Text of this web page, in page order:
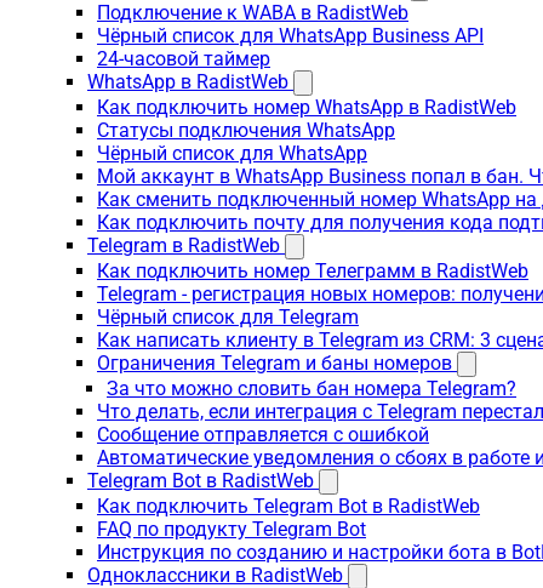
Подключение к WABA в RadistWeb
Чёрный список для WhatsApp Business API
24-часовой таймер
WhatsApp в RadistWeb
Как подключить номер WhatsApp в RadistWeb
Статусы подключения WhatsApp
Чёрный список для WhatsApp
Мой аккаунт в WhatsApp Business попал в бан.
Как сменить подключенный номер WhatsApp на
Как подключить почту для получения кода
Telegram в RadistWeb
Как подключить номер Телеграмм в RadistWeb
Telegram - регистрация новых номеров:
Чёрный список для Telegram
Как написать клиенту в Telegram из CRM: 3
Ограничения Telegram и баны номеров
За что можно словить бан номера Telegram?
Что делать, если интеграция с Telegram
Сообщение отправляется с ошибкой
Автоматические уведомления о сбоях в работе
Telegram Bot в RadistWeb
Как подключить Telegram Bot в RadistWeb
FAQ по продукту Telegram Bot
Инструкция по созданию и настройки бота в
Одноклассники в RadistWeb